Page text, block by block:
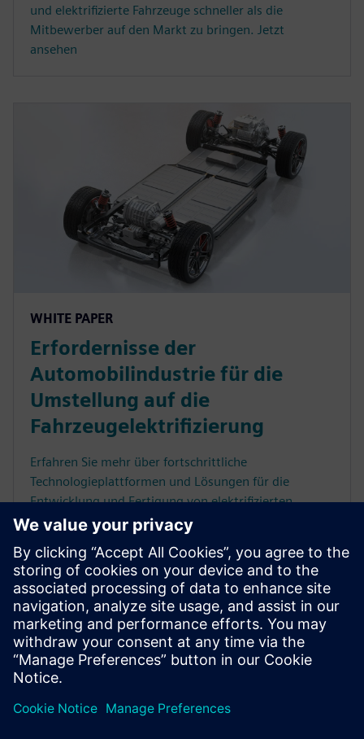
und elektrifizierte Fahrzeuge schneller als die
Mitbewerber auf den Markt zu bringen. Jetzt
ansehen
WHITE PAPER
Erfordernisse der
Automobilindustrie für die
Umstellung auf die
Fahrzeugelektrifizierung
Erfahren Sie mehr über fortschrittliche
Technologieplattformen und Lösungen für die
Entwicklung und Fertigung von elektrifizierten
Fahrzeugen. Jetzt lesen